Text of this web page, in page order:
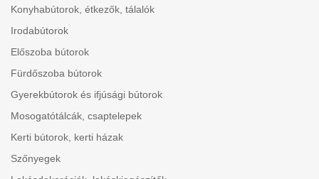
Konyhabútorok, étkezők, tálalók
Irodabútorok
Előszoba bútorok
Fürdőszoba bútorok
Gyerekbútorok és ifjúsági bútorok
Mosogatótálcák, csaptelepek
Kerti bútorok, kerti házak
Szőnyegek